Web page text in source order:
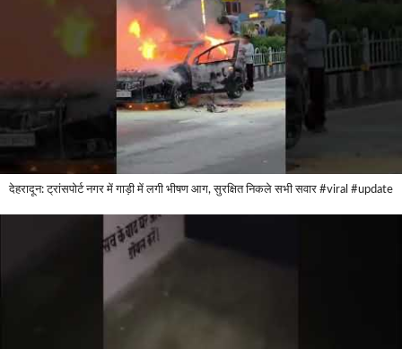
देहरादून: ट्रांसपोर्ट नगर में गाड़ी में लगी भीषण आग, सुरक्षित निकले सभी सवार #viral #update